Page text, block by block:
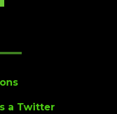
a Twitter